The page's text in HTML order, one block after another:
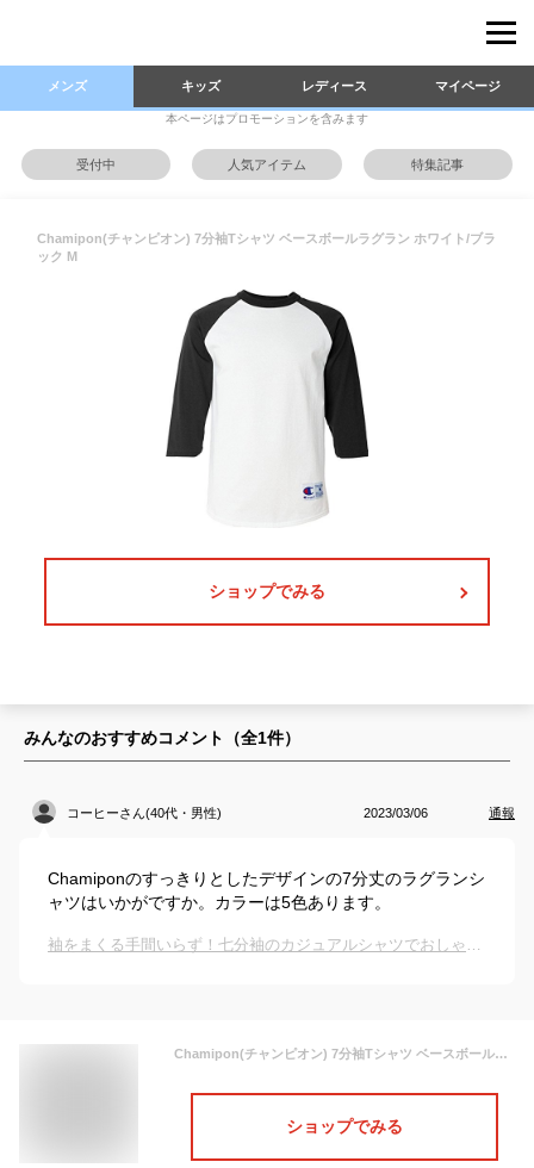
メンズ キッズ レディース マイページ
本ページはプロモーションを含みます
受付中 人気アイテム 特集記事
Chamipon(チャンピオン) 7分袖Tシャツ ベースボールラグラン ホワイト/ブラ
ック M
ショップでみる
みんなのおすすめコメント（全1件）
コーヒーさん(40代・男性) 2023/03/06 通報
Chamiponのすっきりとしたデザインの7分丈のラグランシ
ャツはいかがですか。カラーは5色あります。
袖をまくる手間いらず！七分袖のカジュアルシャツでおしゃれなものを教えて！
Chamipon(チャンピオン) 7分袖Tシャツ ベースボールラグラン ホワイト/ブラック M
ショップでみる